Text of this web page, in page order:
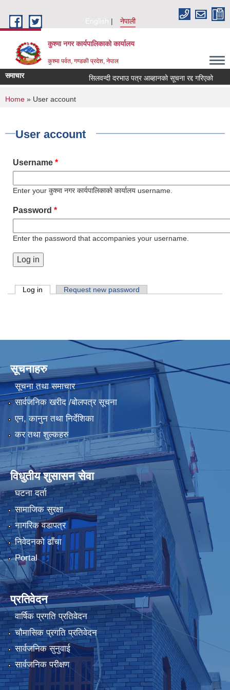
English
नेपाली
कुश्मा नगर कार्यपालिकाको कार्यालय
कुश्मा पर्वत, गण्डकी प्रदेश, नेपाल
समाचार सिलवन्दी दरभाउ पत्र आब्हानको सूचना रद्द गरिएको
You are here
Home » User account
User account
Username *
Enter your कुश्मा नगर कार्यपालिकाको कार्यालय username.
Password *
Enter the password that accompanies your username.
Primary tabs
Log in (active tab)Request new password
सूचनाहरु
सूचना तथा समाचार
सार्वजनिक खरीद /बोलपत्र सूचना
एन, कानुन तथा निर्देशिका
कर तथा शुल्कहरु
विधुतीय शुसासन सेवा
घटना दर्ता
सामाजिक सुरक्षा
नागरिक वडापत्र
निवेदनको ढाँचा
Portal
प्रतिवेदन
वार्षिक प्रगति प्रतिवेदन
चौमासिक प्रगति प्रतिवेदन
सार्वजनिक सुनुवाई
सार्वजनिक परीक्षण